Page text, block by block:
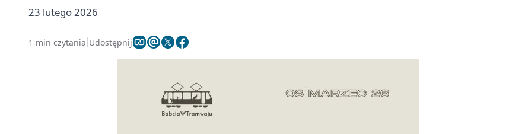
23 lutego 2026
1 min czytania Udostępnij